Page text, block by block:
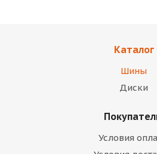
Каталог
Шины
Диски
Условия